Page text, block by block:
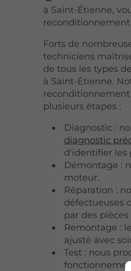
à Saint-Étienne,
Forts de
techniciens
de tous les types
à Saint-Étienne.
plusieurs étapes :
Diagnostic :
diagnostic
d'identifier les
Démontage :
moteur.
Réparation :
défectueuses
par des
Remontage :
ajusté avec
Test : nous